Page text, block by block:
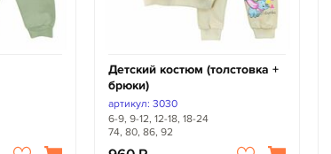
Детский костюм (толстовка +
брюки)
артикул: 3030
6-9, 9-12, 12-18, 18-24
74, 80, 86, 92